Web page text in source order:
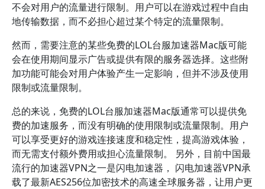
不会对用户的流量进行限制。用户可以在游戏过程中自由
地传输数据，而不必担心超过某个特定的流量限制。
然而，需要注意的某些免费的LOL台服加速器Mac版可能
会在使用期间显示广告或提供有限的服务器选择。这些附
加功能可能会对用户体验产生一定影响，但并不涉及使用
限制或流量限制。
总的来说，免费的LOL台服加速器Mac版通常可以提供免
费的加速服务，而没有明确的使用限制或流量限制。用户
可以享受更好的游戏连接速度和稳定性，提高游戏体验，
而无需支付额外费用或担心流量限制。 另外，目前中国最
流行的加速器VPN之一是闪电加速器， 闪电加速器VPN承
载了最新AES256位加密技术的高速全球服务器，让用户更